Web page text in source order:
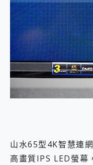
山水65型4K智慧連
高畫質IPS LED螢幕